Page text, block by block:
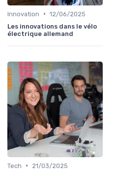
Innovation • 12/06/2025
Les innovations dans le vélo
électrique allemand
Tech •
21/03/2025